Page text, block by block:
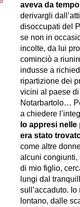
aveva da
derivargli
disoccupati del
se non in
incolte, da lui
cominciò a
indusse a
ripartizione dei
vicini al paese
Notarbartolo…
a chiedere
Io appresi
era stato
come altre
alcuni congiunti,
di mio figlio,
lungi dal
sull’accaduto.
lontano, dalle